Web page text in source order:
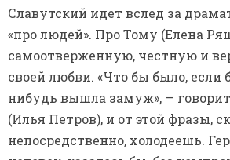
Славутский идет вслед за
«про людей». Про Тому (Елена
самоотверженную, честную и
своей любви. «Что бы было, если
нибудь вышла замуж», —
(Илья Петров), и от этой фразы,
непосредственно, холодеешь.